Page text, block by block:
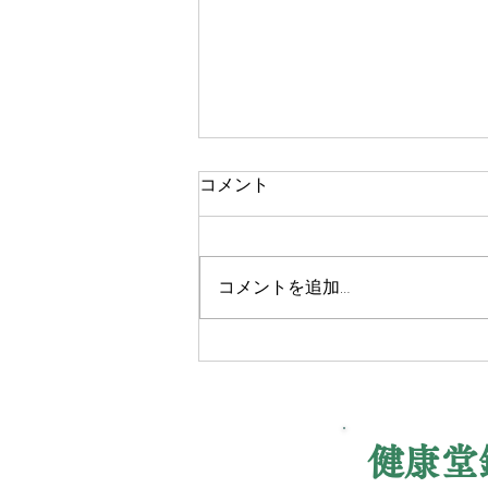
休診のお知らせ
7 月27日（月）～29日（水）は
コメント
コメントを追加…
健康堂